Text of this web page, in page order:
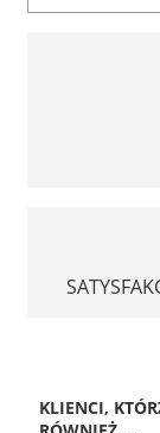
KLIENCI,